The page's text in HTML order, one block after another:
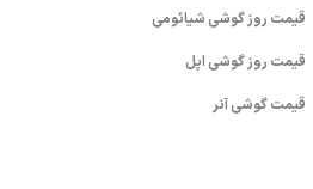
قیمت روز گوشی شیائومی
قیمت روز گوشی اپل
قیمت گوشی آنر